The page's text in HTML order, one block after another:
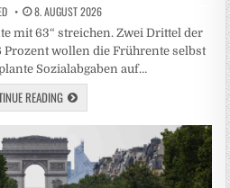
8. AUGUST 2026
mit 63“ streichen. Zwei Drittel der
Prozent wollen die Frührente selbst
Sozialabgaben auf…
READING